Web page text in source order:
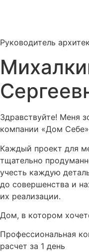
Руководитель
Здравствуйте! Меня
компании «Дом
Каждый проект для
тщательно
учесть каждую
до совершенства и
их реализации.
Дом, в котором
Профессиональная
расчет за 1 день